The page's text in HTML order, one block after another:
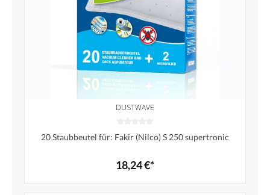
DUSTWAVE
20 Staubbeutel für: Fakir (Nilco) S 250 supertronic
18,24 €*